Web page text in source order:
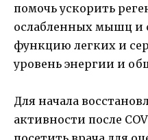
помочь ускорить
ослабленных мышц и
функцию легких и
уровень энергии и
Для начала
активности после